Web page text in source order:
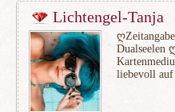
Lichtengel-Tanja
Dualseelen
liebevoll